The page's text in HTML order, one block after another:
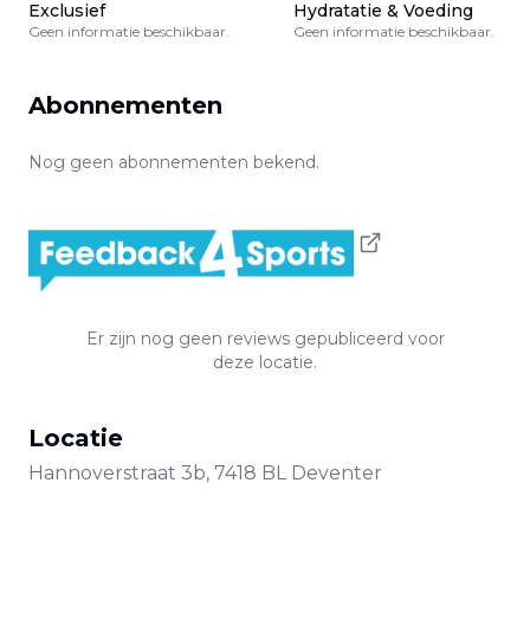
Exclusief
Geen informatie beschikbaar.
Hydratatie & Voeding
Geen informatie beschikbaar.
Abonnementen
Nog geen abonnementen bekend.
Er zijn nog geen reviews gepubliceerd voor
deze locatie.
Locatie
Hannoverstraat 3b, 7418 BL Deventer